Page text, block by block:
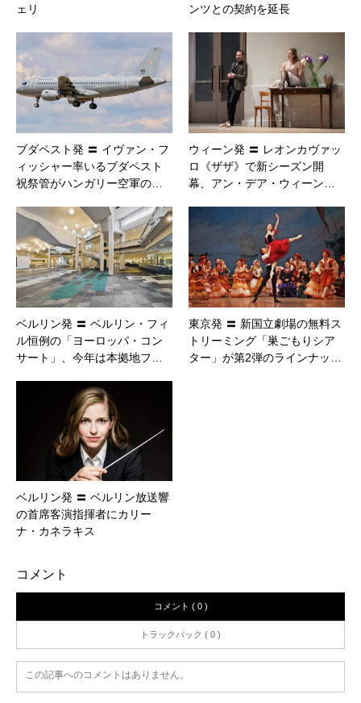
ェリ
ンツとの契約を延長
ブダペスト発 〓 イヴァン・フ
ィッシャー率いるブダペスト
祝祭管がハンガリー空軍の…
ウィーン発 〓 レオンカヴァッ
ロ《ザザ》で新シーズン開
幕、アン・デア・ウィーン…
ベルリン発 〓 ベルリン・フィ
ル恒例の「ヨーロッパ・コン
サート」、今年は本拠地フ…
東京発 〓 新国立劇場の無料ス
トリーミング「巣ごもりシア
ター」が第2弾のラインナッ…
ベルリン発 〓 ベルリン放送響
の首席客演指揮者にカリー
ナ・カネラキス
コメント
コメント ( 0 )
トラックバック ( 0 )
この記事へのコメントはありません。